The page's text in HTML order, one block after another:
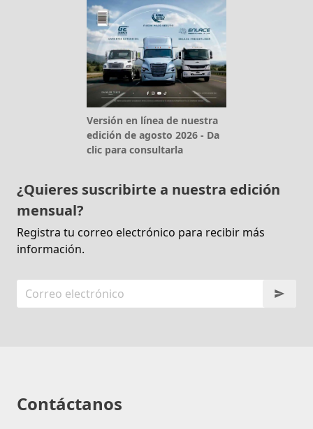
Versión en línea de nuestra
edición de agosto 2026 - Da
clic para consultarla
¿Quieres suscribirte a nuestra edición
mensual?
Registra tu correo electrónico para recibir más
información.
Contáctanos